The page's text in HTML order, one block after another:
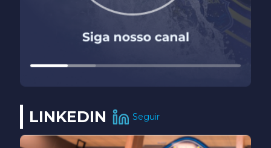
LINKEDIN Seguir